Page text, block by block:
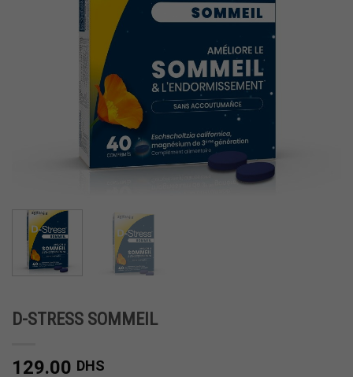
D-STRESS SOMMEIL
129.00 DHS